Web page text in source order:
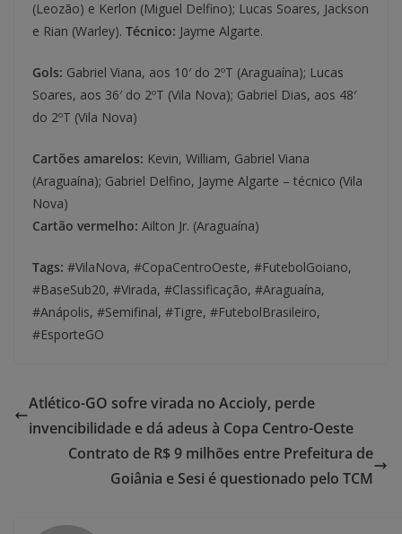
(Leozão) e Kerlon (Miguel Delfino); Lucas Soares, Jackson
e Rian (Warley). Técnico: Jayme Algarte.
Gols: Gabriel Viana, aos 10′ do 2ºT (Araguaína); Lucas
Soares, aos 36′ do 2ºT (Vila Nova); Gabriel Dias, aos 48′
do 2ºT (Vila Nova)
Cartões amarelos: Kevin, William, Gabriel Viana
(Araguaína); Gabriel Delfino, Jayme Algarte – técnico (Vila
Nova)
Cartão vermelho: Ailton Jr. (Araguaína)
Tags: #VilaNova, #CopaCentroOeste, #FutebolGoiano,
#BaseSub20, #Virada, #Classificação, #Araguaína,
#Anápolis, #Semifinal, #Tigre, #FutebolBrasileiro,
#EsporteGO
Atlético-GO sofre virada no Accioly, perde
invencibilidade e dá adeus à Copa Centro-Oeste
Contrato de R$ 9 milhões entre Prefeitura de
Goiânia e Sesi é questionado pelo TCM